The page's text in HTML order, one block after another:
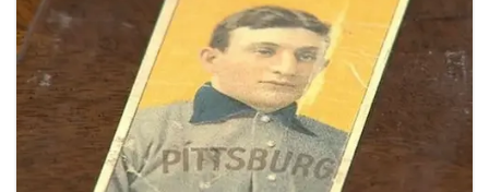
Timbalan Yang Dipertua PAS Pahang, Andansura Rabu
berkata, perbuatan memuat naik gambar yang jelas
menghina Yang di-Pertuan Agong satu perbuatan biadab
yang sekali gus mengundang kemarahan seluruh rakyat di
negara ini.
Beliau yang juga ADUN Beserah berkata, perbuatan itu